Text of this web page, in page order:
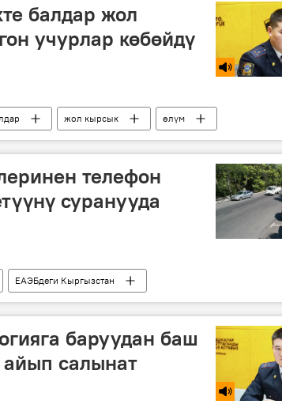
балдар жол
учурлар көбөйдү
жол кырсык
өлүм
телефон
суранууда
ЕАЭБдеги Кыргызстан
Кайгуул милициясы
баруудан баш
айып салынат